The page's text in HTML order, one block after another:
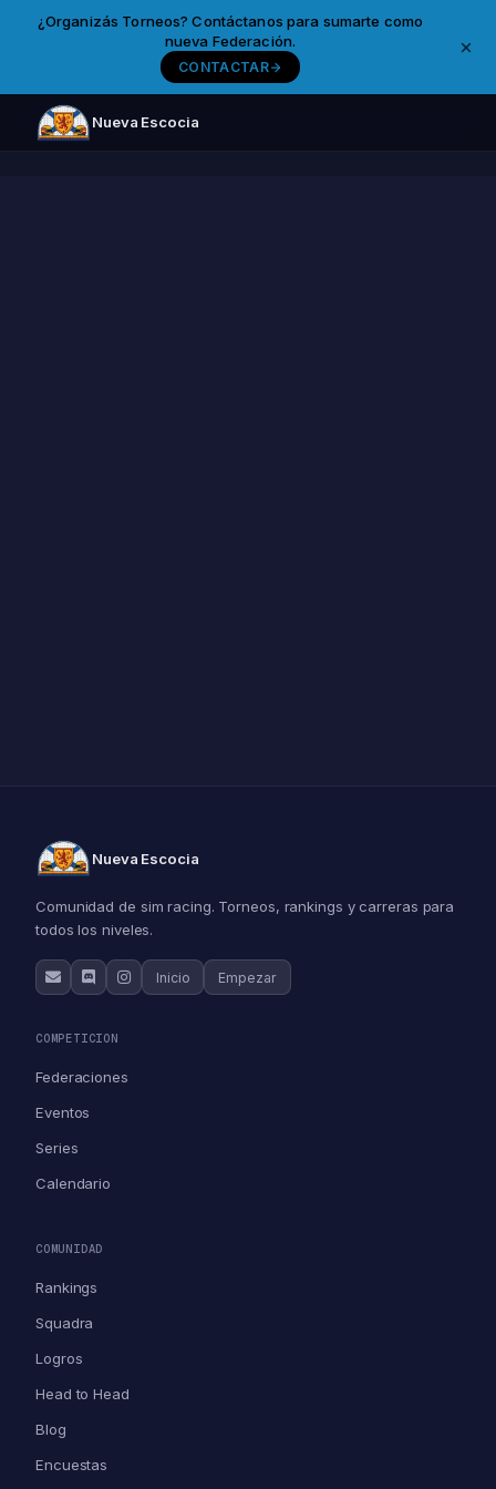
¿Organizás Torneos? Contáctanos para sumarte como
nueva Federación.
CONTACTAR
Nueva Escocia
Nueva Escocia
Comunidad de sim racing. Torneos, rankings y carreras para
todos los niveles.
Inicio Empezar
COMPETICION
Federaciones
Eventos
Series
Calendario
COMUNIDAD
Rankings
Squadra
Logros
Head to Head
Blog
Encuestas